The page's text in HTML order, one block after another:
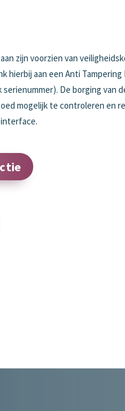
zijn voorzien van
hierbij aan een Anti Tampering
De borging van
mogelijk te controleren en